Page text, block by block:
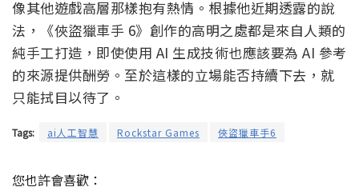
像其他遊戲高層那樣抱有熱情。根據他近期透露的說
法，《俠盜獵車手 6》創作的高明之處都是來自人類的
純手工打造，即使使用 AI 生成技術也應該要為 AI 參考
的來源提供酬勞。至於這樣的立場能否持續下去，就
只能拭目以待了。
Tags: ai人工智慧 Rockstar Games 俠盜獵車手6
您也許會喜歡：